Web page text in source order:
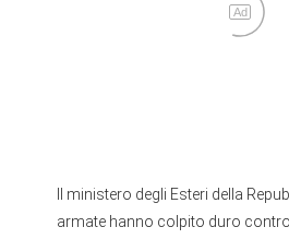
Ad
Il ministero degli Esteri della
armate hanno colpito duro